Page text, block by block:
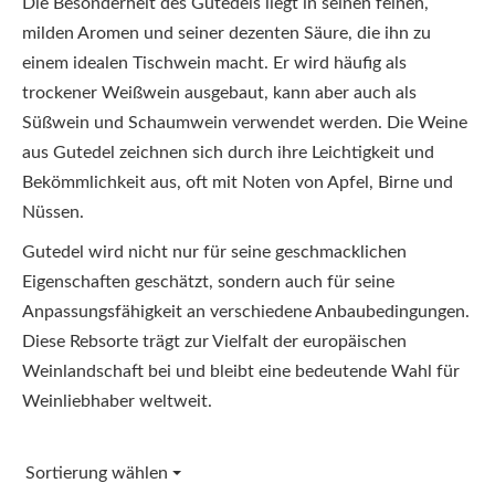
milden Aromen und seiner dezenten Säure, die ihn zu
einem idealen Tischwein macht. Er wird häufig als
trockener Weißwein ausgebaut, kann aber auch als
Süßwein und Schaumwein verwendet werden. Die Weine
aus Gutedel zeichnen sich durch ihre Leichtigkeit und
Bekömmlichkeit aus, oft mit Noten von Apfel, Birne und
Nüssen.
Gutedel wird nicht nur für seine geschmacklichen
Eigenschaften geschätzt, sondern auch für seine
Anpassungsfähigkeit an verschiedene Anbaubedingungen.
Diese Rebsorte trägt zur Vielfalt der europäischen
Weinlandschaft bei und bleibt eine bedeutende Wahl für
Weinliebhaber weltweit.
Sortierung wählen